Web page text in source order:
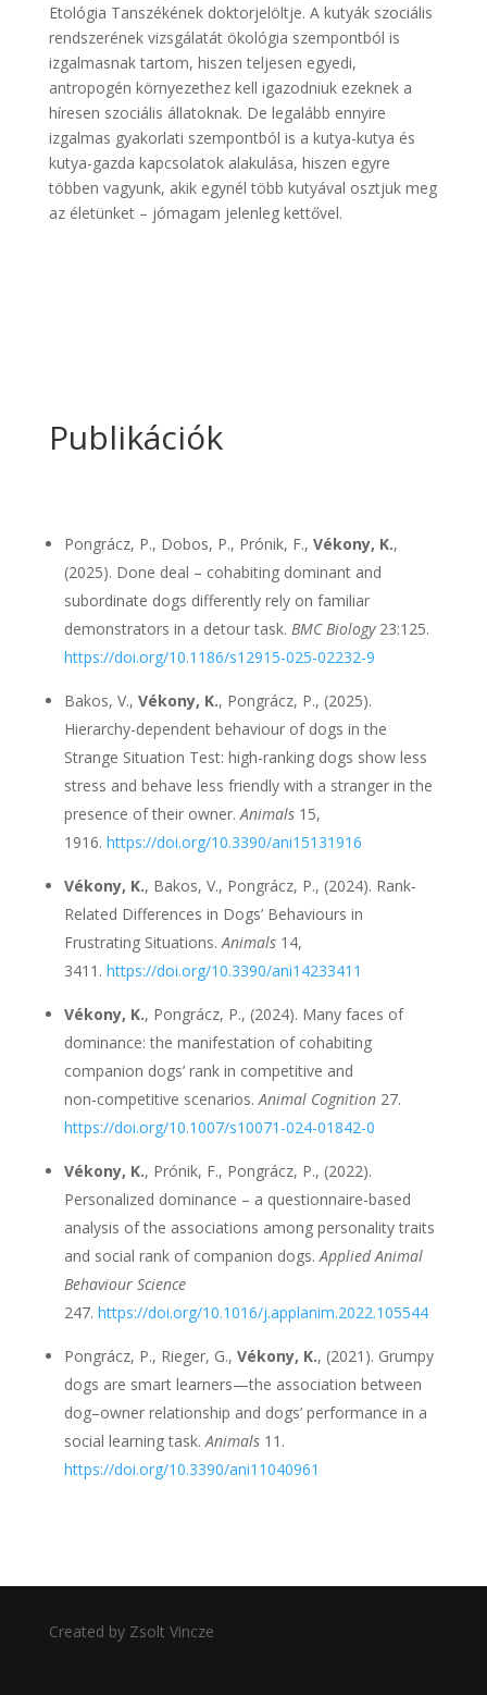
Etológia Tanszékének doktorjelöltje. A kutyák szociális
rendszerének vizsgálatát ökológia szempontból is
izgalmasnak tartom, hiszen teljesen egyedi,
antropogén környezethez kell igazodniuk ezeknek a
híresen szociális állatoknak. De legalább ennyire
izgalmas gyakorlati szempontból is a kutya-kutya és
kutya-gazda kapcsolatok alakulása, hiszen egyre
többen vagyunk, akik egynél több kutyával osztjuk meg
az életünket – jómagam jelenleg kettővel.
Publikációk
Pongrácz, P., Dobos, P., Prónik, F., Vékony, K.,
(2025). Done deal – cohabiting dominant and
subordinate dogs differently rely on familiar
demonstrators in a detour task. BMC Biology23:125.
https://doi.org/10.1186/s12915-025-02232-9
Bakos, V., Vékony, K., Pongrácz, P., (2025).
Hierarchy-dependent behaviour of dogs in the
Strange Situation Test: high-ranking dogs show less
stress and behave less friendly with a stranger in the
presence of their owner.Animals15,
1916. https://doi.org/10.3390/ani15131916
Vékony, K., Bakos, V., Pongrácz, P., (2024). Rank-
Related Differences in Dogs’ Behaviours in
Frustrating Situations.Animals14,
3411. https://doi.org/10.3390/ani14233411
Vékony, K., Pongrácz, P., (2024). Many faces of
dominance: the manifestation of cohabiting
companion dogs’ rank in competitive and
non‑competitive scenarios.Animal Cognition27.
https://doi.org/10.1007/s10071-024-01842-0
Vékony, K., Prónik, F., Pongrácz, P., (2022).
Personalized dominance – a questionnaire-based
analysis of the associations among personality traits
and social rank of companion dogs.Applied Animal
Behaviour Science
247. https://doi.org/10.1016/j.applanim.2022.105544
Pongrácz, P., Rieger, G., Vékony, K., (2021). Grumpy
dogs are smart learners—the association between
dog–owner relationship and dogs’ performance in a
social learning task.Animals11.
https://doi.org/10.3390/ani11040961
Created by Zsolt Vincze